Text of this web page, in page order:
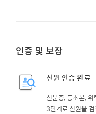
인증 및 보장
신원 인증 완료
신분증, 등초본,
3단계로 신원을